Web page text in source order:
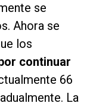
se
Ahora se
los
continuar
66
La